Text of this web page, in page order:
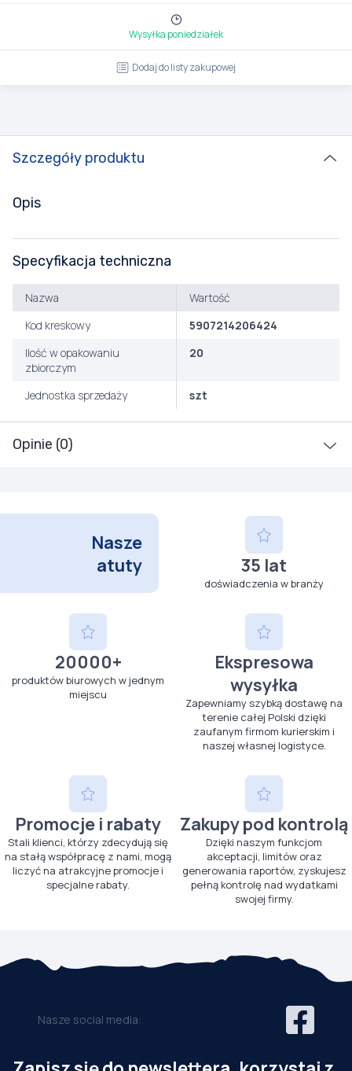
Wysyłka poniedziałek
Dodaj do listy zakupowej
Szczegóły produktu
Opinie (0)
Opis
Specyfikacja techniczna
Nazwa
Wartość
Kod kreskowy
5907214206424
Ilość w opakowaniu
zbiorczym
20
Jednostka sprzedaży szt
Nasze
atuty
35 lat
doświadczenia w branży
20000+
produktów biurowych w jednym
miejscu
Ekspresowa
wysyłka
Zapewniamy szybką dostawę na
terenie całej Polski dzięki
zaufanym firmom kurierskim i
naszej własnej logistyce.
Promocje i rabaty
Stali klienci, którzy zdecydują się
na stałą współpracę z nami, mogą
liczyć na atrakcyjne promocje i
specjalne rabaty.
Zakupy pod kontrolą
Dzięki naszym funkcjom
akceptacji, limitów oraz
generowania raportów, zyskujesz
pełną kontrolę nad wydatkami
swojej firmy.
Nasze social media: